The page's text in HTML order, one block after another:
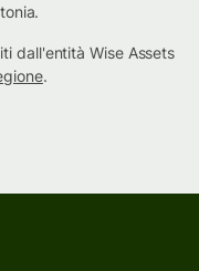
dall'entità Wise Assets
.